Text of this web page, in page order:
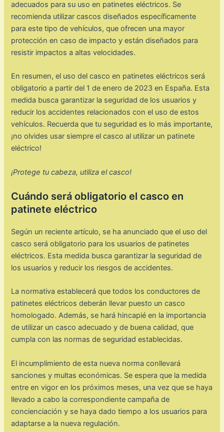
adecuados para su uso en patinetes eléctricos. Se
recomienda utilizar cascos diseñados específicamente
para este tipo de vehículos, que ofrecen una mayor
protección en caso de impacto y están diseñados para
resistir impactos a altas velocidades.
En resumen, el uso del casco en patinetes eléctricos será
obligatorio a partir del 1 de enero de 2023 en España. Esta
medida busca garantizar la seguridad de los usuarios y
reducir los accidentes relacionados con el uso de estos
vehículos. Recuerda que tu seguridad es lo más importante,
¡no olvides usar siempre el casco al utilizar un patinete
eléctrico!
¡Protege tu cabeza, utiliza el casco!
Cuándo será obligatorio el casco en
patinete eléctrico
Según un reciente artículo, se ha anunciado que el uso del
casco será obligatorio para los usuarios de patinetes
eléctricos. Esta medida busca garantizar la seguridad de
los usuarios y reducir los riesgos de accidentes.
La normativa establecerá que todos los conductores de
patinetes eléctricos deberán llevar puesto un casco
homologado. Además, se hará hincapié en la importancia
de utilizar un casco adecuado y de buena calidad, que
cumpla con las normas de seguridad establecidas.
El incumplimiento de esta nueva norma conllevará
sanciones y multas económicas. Se espera que la medida
entre en vigor en los próximos meses, una vez que se haya
llevado a cabo la correspondiente campaña de
concienciación y se haya dado tiempo a los usuarios para
adaptarse a la nueva regulación.